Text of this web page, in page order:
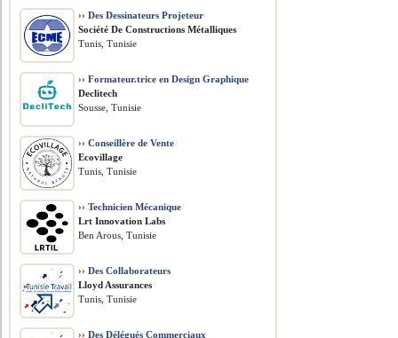
›› Des Dessinateurs Projeteur
Société De Constructions Métalliques
Tunis, Tunisie
›› Formateur.trice en Design Graphique
Declitech
Sousse, Tunisie
›› Conseillère de Vente
Ecovillage
Tunis, Tunisie
›› Technicien Mécanique
Lrt Innovation Labs
Ben Arous, Tunisie
›› Des Collaborateurs
Lloyd Assurances
Tunis, Tunisie
›› Des Délégués Commerciaux